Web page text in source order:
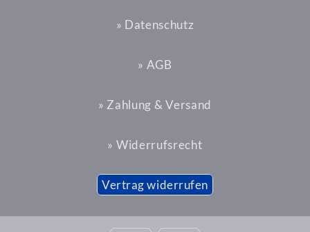
» Datenschutz
» AGB
» Zahlung & Versand
» Widerrufsrecht
Vertrag widerrufen